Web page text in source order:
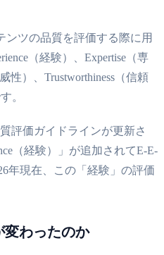
ンツの品質を評価する際に用
（経験）、Expertise（専
性）、Trustworthiness（信頼
。
評価ガイドラインが更新さ
（経験）」が追加されてE-E-
年現在、この「経験」の評価
変わったのか